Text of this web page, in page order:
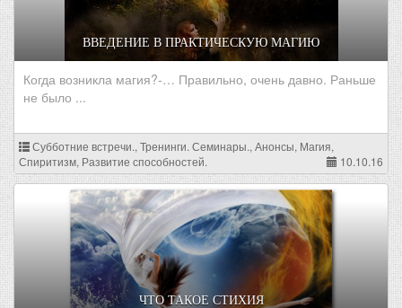
ВВЕДЕНИЕ В ПРАКТИЧЕСКУЮ МАГИЮ
Когда возникла магия?-… Правильно, очень давно. Раньше
не было ...
Субботние встречи., Тренинги. Семинары., Анонсы, Магия,
Спиритизм, Развитие способностей.
10.10.16
ЧТО ТАКОЕ СТИХИЯ